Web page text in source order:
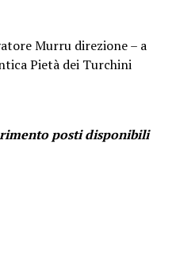
Murru direzione – a
Pietà dei Turchini
posti disponibili